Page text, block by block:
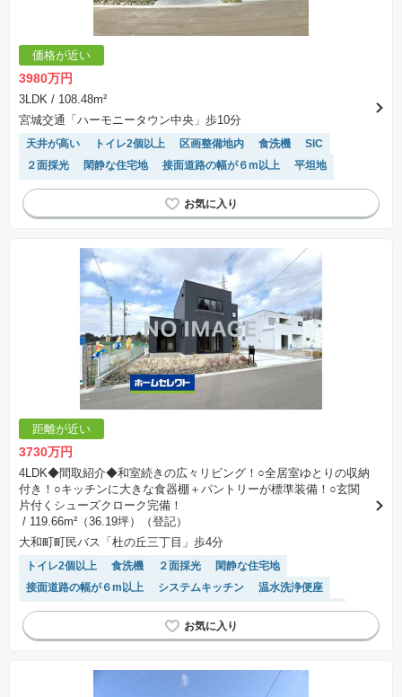
価格が近い
3980万円
3LDK / 108.48m²
宮城交通「ハーモニータウン中央」歩10分
天井が高い トイレ2個以上 区画整備地内 食洗機
SIC
２面採光
閑静な住宅地 接面道路の幅が６m以上
平坦地
システムキッチン
温水洗浄便座 窓付き浴室
陽当り良好
キッチン収納が多い
モニター付きインターホン
距離が近い
3730万円
4LDK◆間取紹介◆和室続きの広々リビング！○全居室ゆとりの収納
付き！○キッチンに大きな食器棚＋パントリーが標準装備！○玄関
片付くシューズクローク完備！
/ 119.66m²（36.19坪）（登記）
大和町町民バス「杜の丘三丁目」歩4分
トイレ2個以上 食洗機 ２面採光
閑静な住宅地
接面道路の幅が６m以上
システムキッチン
温水洗浄便座
窓付き浴室
陽当り良好 対面キッチン
キッチン収納が多い
モニター付きインターホン
WIC 浴室乾燥機